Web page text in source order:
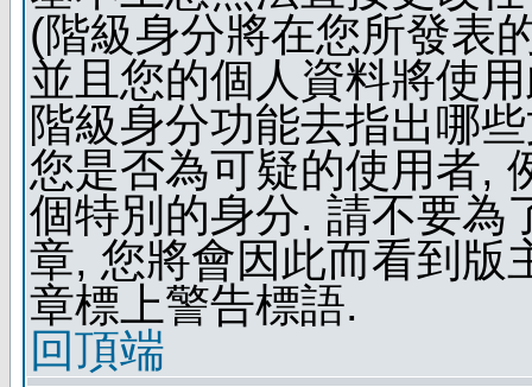
(階級身分將在您所發表
並且您的個人資料將使
階級身分功能去指出哪
您是否為可疑的使用者,
個特別的身分. 請不要為
章, 您將會因此而看到版
章標上警告標語.
回頂端